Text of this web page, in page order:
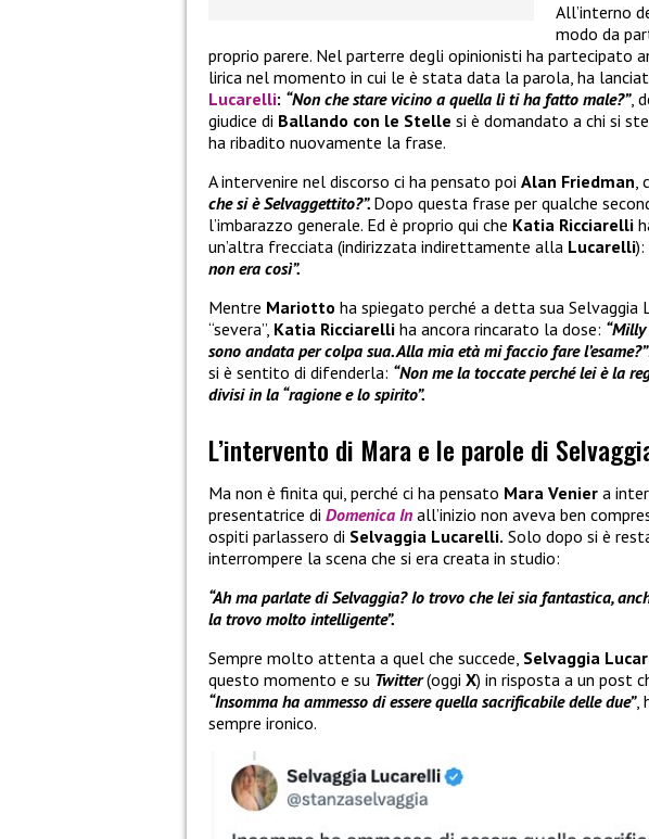
All’interno
modo da
proprio parere. Nel parterre degli opinionisti ha partecipato
lirica nel momento in cui le è stata data la parola, ha
Lucarelli: “Non che stare vicino a quella lì ti ha fatto male?”,
giudice di Ballando con le Stelle si è domandato a chi si
ha ribadito nuovamente la frase.
A intervenire nel discorso ci ha pensato poi Alan Friedman,
che si è Selvaggettito?”. Dopo questa frase per qualche
l’imbarazzo generale. Ed è proprio qui che Katia Ricciarelli
un’altra frecciata (indirizzata indirettamente alla Lucarelli):
non era così”.
Mentre Mariotto ha spiegato perché a detta sua Selvaggia
“severa”, Katia Ricciarelli ha ancora rincarato la dose:
sono andata per colpa sua. Alla mia età mi faccio fare l’esame?”
si è sentito di difenderla: “Non me la toccate perché lei è la
divisi in la “ragione e lo spirito”.
L’intervento di Mara e le parole di
Ma non è finita qui, perché ci ha pensato Mara Venier a
presentatrice di Domenica In all’inizio non aveva ben
ospiti parlassero di Selvaggia Lucarelli. Solo dopo si è
interrompere la scena che si era creata in studio:
“Ah ma parlate di Selvaggia? Io trovo che lei sia fantastica,
la trovo molto intelligente”.
Sempre molto attenta a quel che succede, Selvaggia
questo momento e su Twitter(oggi X) in risposta a un post
“Insomma ha ammesso di essere quella sacrificabile delle due”,
sempre ironico.